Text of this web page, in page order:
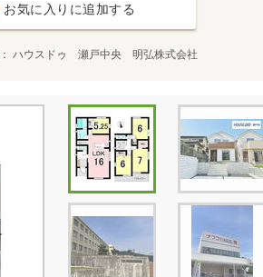
お気に入りに追加する
ハウスドゥ 瀬戸中央 明弘株式会社